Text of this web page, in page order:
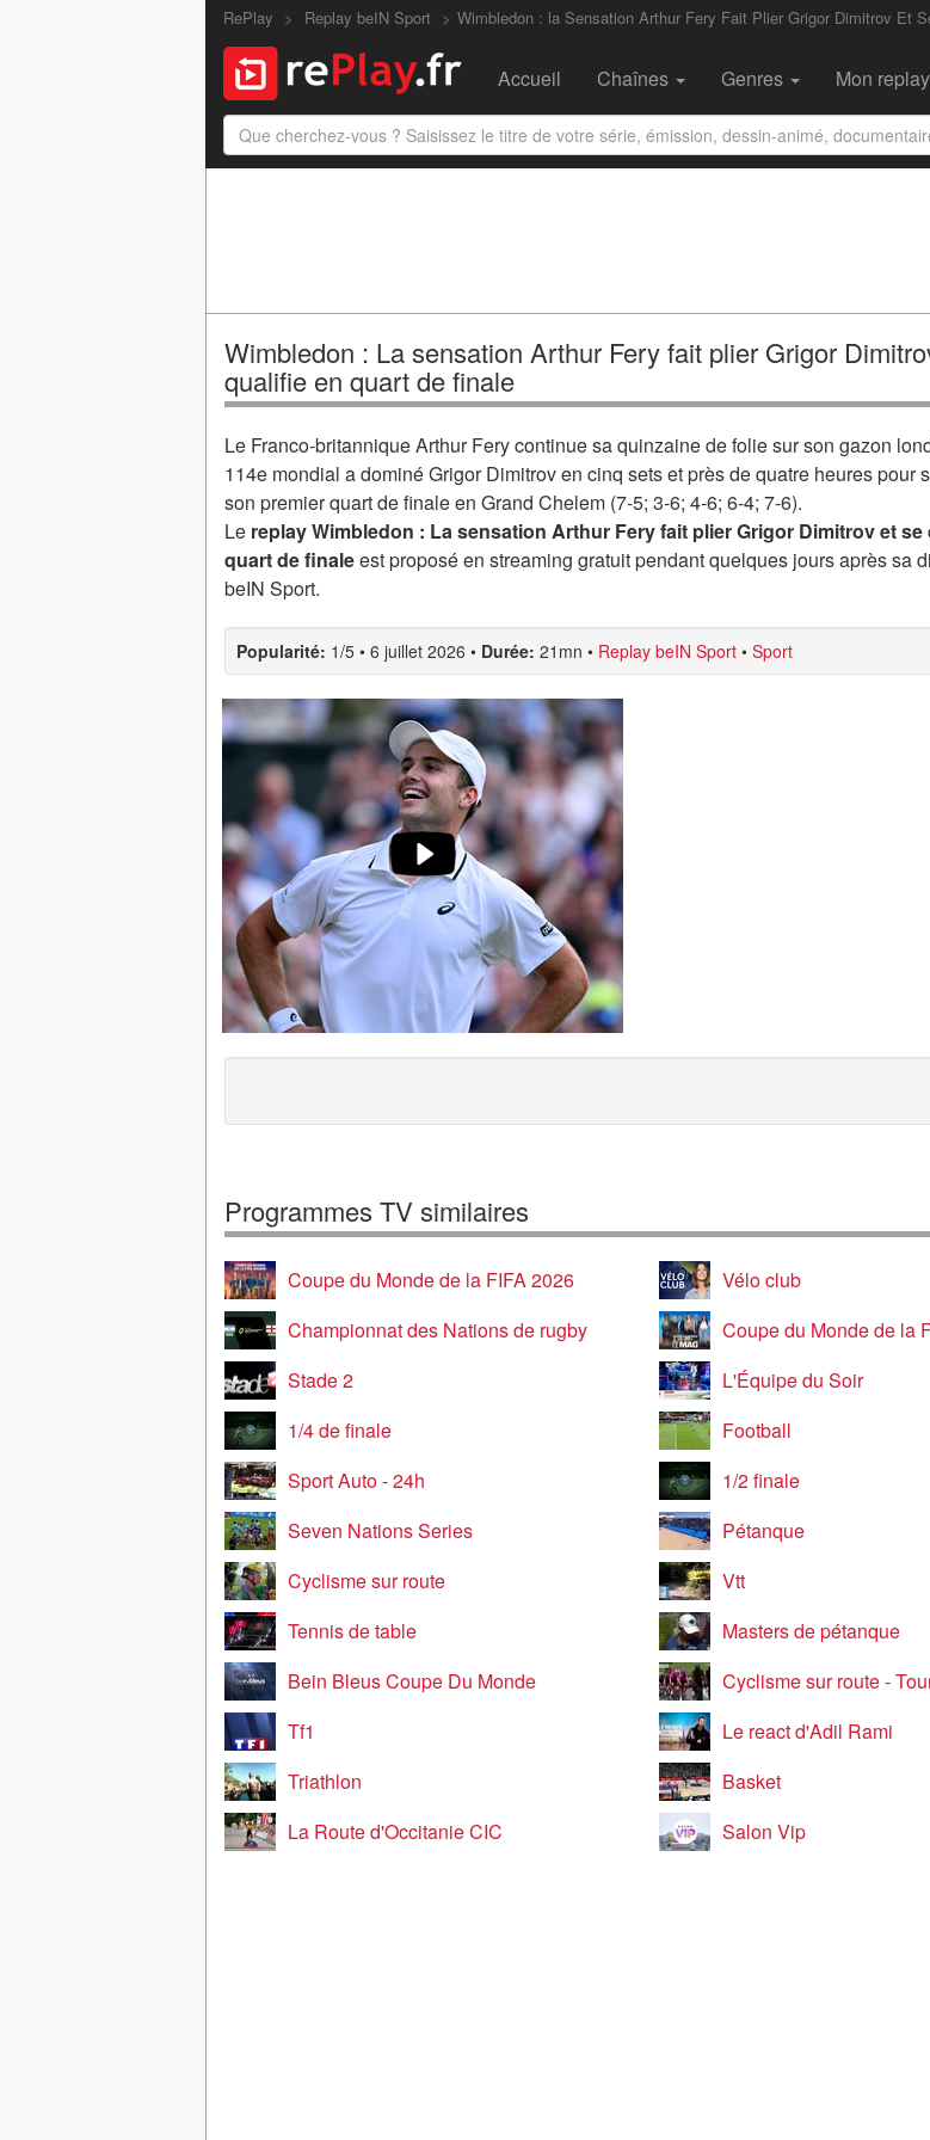
RePlay Replay beIN Sport Wimbledon : la Sensation Arthur Fery Fait Plier Grigor Dimitrov Et
Accueil Chaînes Genres Mon replay
Wimbledon : La sensation Arthur Fery fait plier Grigor
qualifie en quart de finale
Le Franco-britannique Arthur Fery continue sa quinzaine de folie sur son gazon
114e mondial a dominé Grigor Dimitrov en cinq sets et près de quatre heures pour
son premier quart de finale en Grand Chelem (7-5; 3-6; 4-6; 6-4; 7-6).
Le replay Wimbledon : La sensation Arthur Fery fait plier Grigor Dimitrov et se
quart de finaleest proposé en streaming gratuit pendant quelques jours après sa
beIN Sport.
Popularité: 1/5 • 6 juillet 2026 • Durée: 21mn • Replay beIN Sport • Sport
Programmes TV similaires
Coupe du Monde de la FIFA 2026
Vélo club
Championnat des Nations de rugby
Coupe du Monde de la
Stade 2
L'Équipe du Soir
1/4 de finale
Football
Sport Auto - 24h
1/2 finale
Seven Nations Series
Pétanque
Cyclisme sur route
Vtt
Tennis de table
Masters de pétanque
Bein Bleus Coupe Du Monde
Cyclisme sur route -
Tf1
Le react d'Adil Rami
Triathlon
Basket
La Route d'Occitanie CIC
Salon Vip